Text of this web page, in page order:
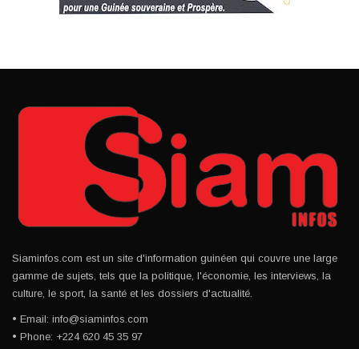
Siaminfos.com est un site d'information guinéen qui couvre une large
gamme de sujets, tels que la politique, l'économie, les interviews, la
culture, le sport, la santé et les dossiers d'actualité.
• Email: info@siaminfos.com
• Phone: +224 620 45 35 97